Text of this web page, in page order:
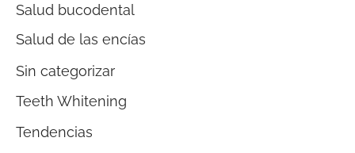
Salud bucodental
Salud de las encías
Sin categorizar
Teeth Whitening
Tendencias